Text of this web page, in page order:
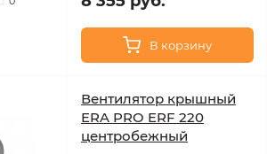
В корзину
Вентилятор крышный
ERA PRO ERF 220
центробежный